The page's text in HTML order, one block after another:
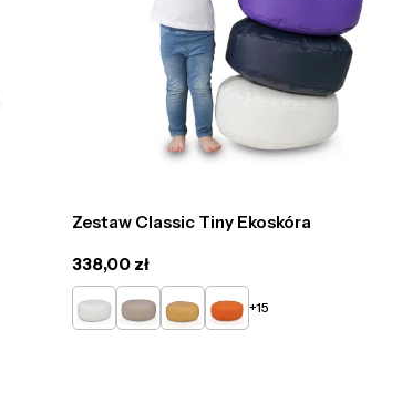
Zestaw Classic Tiny Ekoskóra
Cena
regularna
338,00 zł
Biały BeżowyŻółty Pomarańczowy
+15